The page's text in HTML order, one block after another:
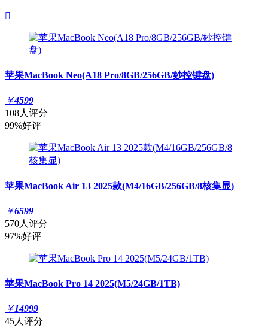

苹果MacBook Neo(A18 Pro/8GB/256GB/妙控键盘)
￥4599
108人评分
99%好评
苹果MacBook Air 13 2025款(M4/16GB/256GB/8核集显)
￥6599
570人评分
97%好评
苹果MacBook Pro 14 2025(M5/24GB/1TB)
￥14999
45人评分